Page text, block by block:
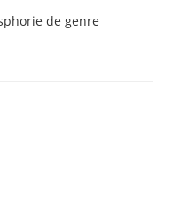
de genre